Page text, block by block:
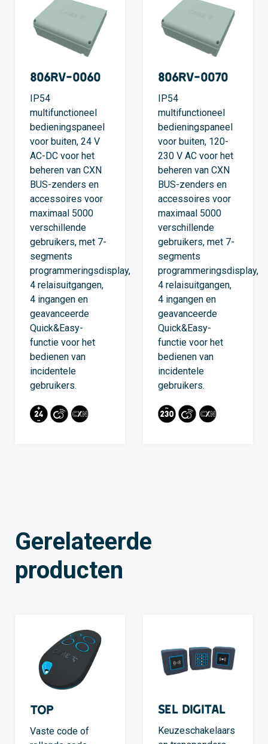
806RV-0060
IP54
multifunctioneel
bedieningspaneel
voor buiten, 24 V
AC-DC voor het
beheren van CXN
BUS-zenders en
accessoires voor
maximaal 5000
verschillende
gebruikers, met 7-
segments
programmeringsdisplay,
4 relaisuitgangen,
4 ingangen en
geavanceerde
Quick&Easy-
functie voor het
bedienen van
incidentele
gebruikers.
806RV-0070
IP54
multifunctioneel
bedieningspaneel
voor buiten, 120-
230 V AC voor het
beheren van CXN
BUS-zenders en
accessoires voor
maximaal 5000
verschillende
gebruikers, met 7-
segments
programmeringsdisplay,
4 relaisuitgangen,
4 ingangen en
geavanceerde
Quick&Easy-
functie voor het
bedienen van
incidentele
gebruikers.
Gerelateerde
producten
TOP
Vaste code of
SEL Digital
Keuzeschakelaars